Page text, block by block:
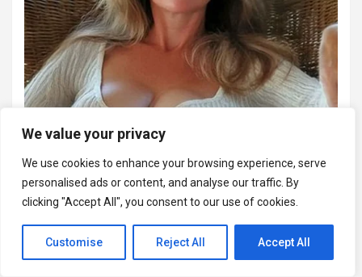
We value your privacy
We use cookies to enhance your browsing experience, serve
personalised ads or content, and analyse our traffic. By
clicking "Accept All", you consent to our use of cookies.
Customise Reject All Accept All